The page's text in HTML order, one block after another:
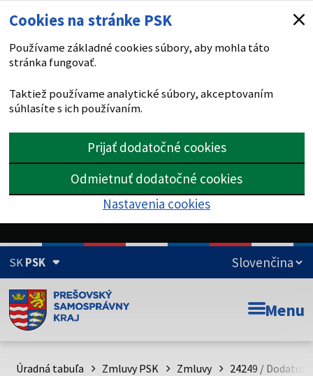
Cookies na stránke PSK
Používame základné cookies súbory, aby mohla táto
stránka fungovať.
Taktiež používame analytické súbory, akceptovaním
súhlasíte s ich používaním.
Prijať dodatočné cookies
Odmietnuť dodatočné cookies
Nastavenia cookies
SKPSK
Doména psk.sk je oficiálna
Toto je oficiálna webová stránka Prešovského
psk.sk.
Menu
Úradná tabuľa Zmluvy PSK Zmluvy 24249 / Dodatok